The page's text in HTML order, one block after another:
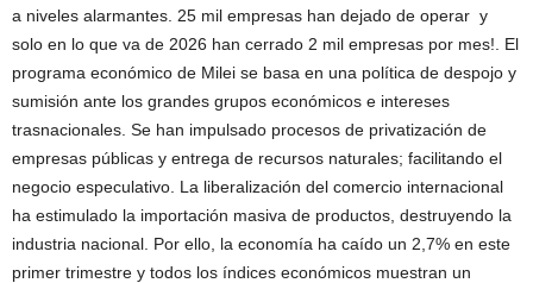
a niveles alarmantes. 25 mil empresas han dejado de operar y
solo en lo que va de 2026 han cerrado 2 mil empresas por mes!. El
programa económico de Milei se basa en una política de despojo y
sumisión ante los grandes grupos económicos e intereses
trasnacionales. Se han impulsado procesos de privatización de
empresas públicas y entrega de recursos naturales; facilitando el
negocio especulativo. La liberalización del comercio internacional
ha estimulado la importación masiva de productos, destruyendo la
industria nacional. Por ello, la economía ha caído un 2,7% en este
primer trimestre y todos los índices económicos muestran un